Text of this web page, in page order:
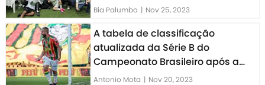
Bia Palumbo | Nov 25, 2023
A tabela de classificação
atualizada da Série B do
Campeonato Brasileiro após a
37ª rodada
Antonio Mota | Nov 20, 2023